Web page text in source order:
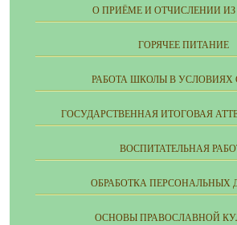
О ПРИЁМЕ И ОТЧИСЛЕНИИ
ГОРЯЧЕЕ ПИТАНИЕ
РАБОТА ШКОЛЫ В УСЛОВИЯХ
ГОСУДАРСТВЕННАЯ ИТОГОВАЯ
ВОСПИТАТЕЛЬНАЯ
ОБРАБОТКА ПЕРСОНАЛЬНЫХ
ОСНОВЫ ПРАВОСЛАВНОЙ